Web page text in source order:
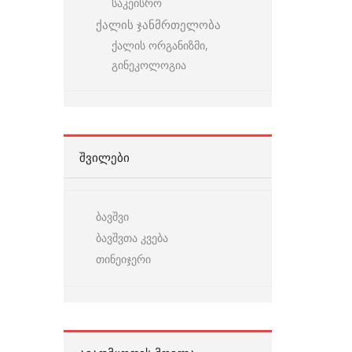
საკეისრო
ქალის ჯანმრთელობა
ქალის ორგანიზმი,
გინეკოლოგია
ᲨᲕᲘᲚᲔᲑᲘ
ბავშვი
ბავშვთა კვება
თინეიჯერი